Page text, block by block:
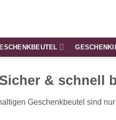
Sicher & schnell
Geschenkbeutel sind